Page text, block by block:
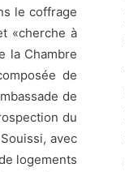
le coffrage
«cherche à
la Chambre
de
de
du
avec
logements